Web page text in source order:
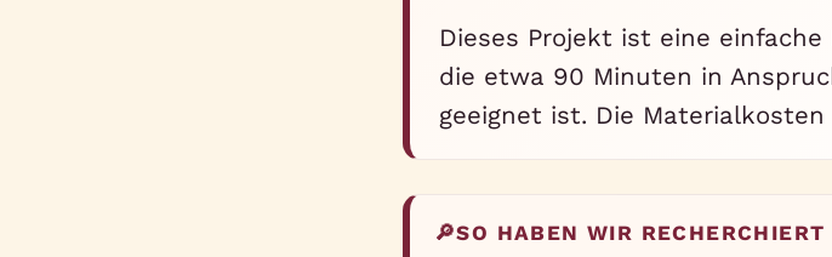
Dieses Projekt ist eine
die etwa 90 Minuten in
geeignet ist. Die Materialkosten
🔎SO HABEN WIR RECHERCHIERT